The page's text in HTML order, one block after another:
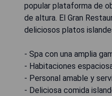
popular plataforma de
de altura. El Gran
deliciosos platos
- Spa con una amplia
- Habitaciones
- Personal amable y
- Deliciosa comida